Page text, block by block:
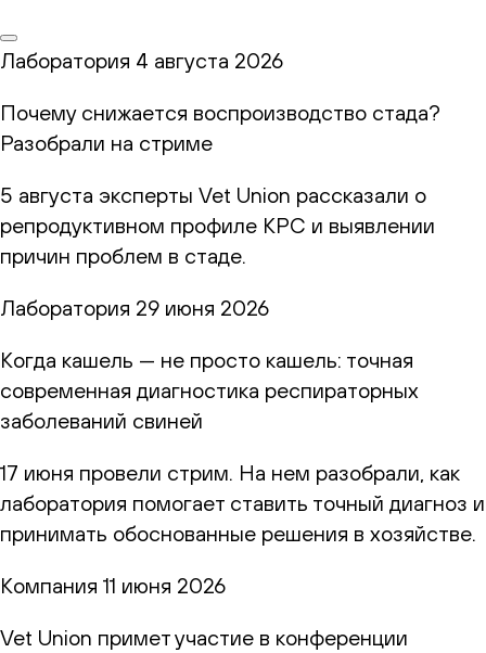
Лаборатория 4 августа 2026
Почему снижается воспроизводство стада?
Разобрали на стриме
5 августа эксперты Vet Union рассказали о
репродуктивном профиле КРС и выявлении
причин проблем в стаде.
Лаборатория 29 июня 2026
Когда кашель — не просто кашель: точная
современная диагностика респираторных
заболеваний свиней
17 июня провели стрим. На нем разобрали, как
лаборатория помогает ставить точный диагноз и
принимать обоснованные решения в хозяйстве.
Компания 11 июня 2026
Vet Union примет участие в конференции